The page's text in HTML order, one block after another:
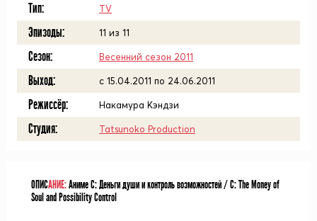
Тип: TV
Эпизоды: 11 из 11
Сезон: Весенний сезон 2011
Выход: c 15.04.2011 по 24.06.2011
Режиссёр: Накамура Кэндзи
Студия: Tatsunoko Production
ОПИСАНИЕ:Аниме С: Деньги души и контроль возможностей / C: The Money of
Soul and Possibility Control